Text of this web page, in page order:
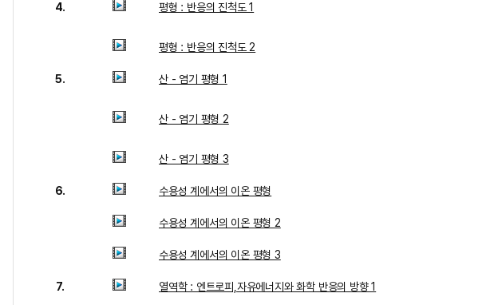
4. 평형 : 반응의 진척도 1
평형 : 반응의 진척도 2
5. 산 - 염기 평형 1
산 - 염기 평형 2
산 - 염기 평형 3
6. 수용성 계에서의 이온 평형
수용성 계에서의 이온 평형 2
수용성 계에서의 이온 평형 3
7. 열역학 : 엔트로피,자유에너지와 화학 반응의 방향 1